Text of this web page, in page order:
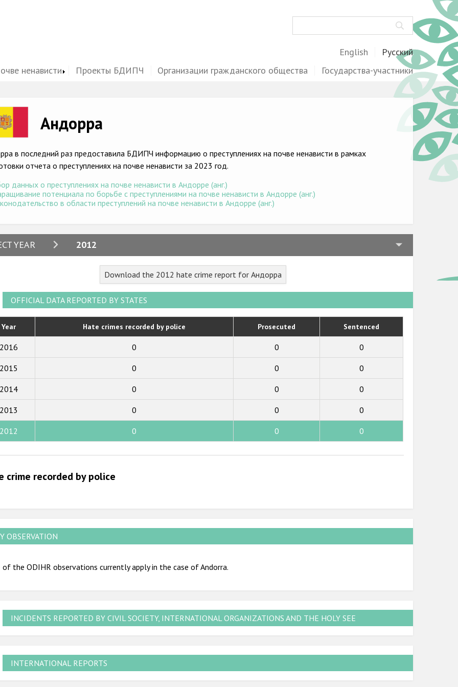
English
Русский
ненависти
Проекты БДИПЧ Организации гражданского общества Государства-участники
Андорра
в последний раз предоставила БДИПЧ информацию о преступлениях на почве ненависти в рамках
отчета о преступлениях на почве ненависти за 2023 год.
данных о преступлениях на почве ненависти в Андорре (анг.)
потенциала по борьбе с преступлениями на почве ненависти в Андорре (анг.)
в области преступлений на почве ненависти в Андорре (анг.)
YEAR 2012
2024
2021
2020
2019
2011
Download the 2012 hate crime report for Андорра
OFFICIAL DATA REPORTED BY STATES
Year Hate crimes recorded by police Prosecuted Sentenced
2016 0 0 0
2015 0 0 0
2014 0 0 0
2013 0 0 0
2012 0 0 0
crime recorded by police
OBSERVATION
of the ODIHR observations currently apply in the case of Andorra.
INCIDENTS REPORTED BY CIVIL SOCIETY, INTERNATIONAL ORGANIZATIONS AND THE HOLY SEE
INTERNATIONAL REPORTS